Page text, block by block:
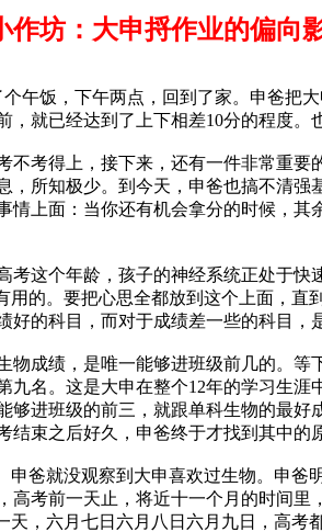
作坊：大申捋作业的偏向
午饭，下午两点，回到了家。申爸把
就已经达到了上下相差10分的程度。
考得上，接下来，还有一件非常重
所知极少。到今天，申爸也搞不清
上面：当你还有机会拿分的时候，
这个年龄，孩子的神经系统正处于
的。要把心思全都放到这个上面，
的科目，而对于成绩差一些的科目，
物成绩，是唯一能够进班级前几的。
九名。这是大申在整个12年的学习
进班级的前三，就跟单科生物的最好
束之后好久，申爸终于才找到其中的
爸就没观察到大申喜欢过生物。申爸
考前一天止，将近十一个月的时间
，六月七日六月八日六月九日，高